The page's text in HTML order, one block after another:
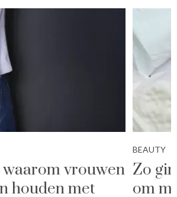
waarom vrouwen
houden met
BEAUTY
Zo
om